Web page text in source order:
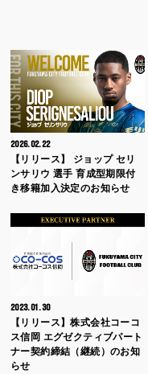
2026.02.22
【リリース】 ジョップ セリ
ンサリウ 選手 育成型期限付
き移籍加入決定のお知らせ
2023.01.30
【リリース】株式会社コーコ
ス信岡 エグゼクティブパート
ナー契約締結（継続）のお知
らせ